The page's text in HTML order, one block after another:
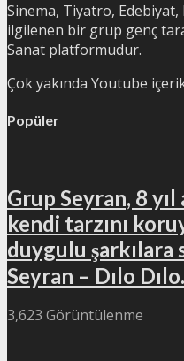
Sinema, Tiyatro,
ilgilenen bir grup genç
Sanat platformudur.
Çok yakında Youtube
Popüler
Grup Seyran, 8
kendi tarzını
duygulu şarkılara
Seyran – Dılo
3,623 Görüntülenme